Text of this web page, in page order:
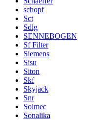
schopf
Sct
Sdlg
SENNEBOGEN
Sf Filter
Siemens
Sisu
Siton
Skf
Skyjack
Snr
Solmec
Sonalika